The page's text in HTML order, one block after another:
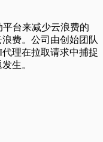
台来减少云浪费的
费。公司由创始团队
理在拉取请求中捕捉
生。